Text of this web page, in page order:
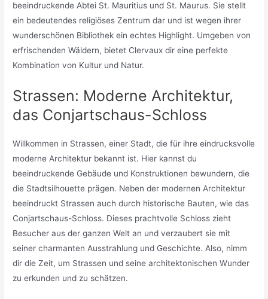
beeindruckende Abtei St. Mauritius und St. Maurus. Sie stellt
ein bedeutendes religiöses Zentrum dar und ist wegen ihrer
wunderschönen Bibliothek ein echtes Highlight. Umgeben von
erfrischenden Wäldern, bietet Clervaux dir eine perfekte
Kombination von Kultur und Natur.
Strassen: Moderne Architektur,
das Conjartschaus-Schloss
Willkommen in Strassen, einer Stadt, die für ihre eindrucksvolle
moderne Architektur bekannt ist. Hier kannst du
beeindruckende Gebäude und Konstruktionen bewundern, die
die Stadtsilhouette prägen. Neben der modernen Architektur
beeindruckt Strassen auch durch historische Bauten, wie das
Conjartschaus-Schloss. Dieses prachtvolle Schloss zieht
Besucher aus der ganzen Welt an und verzaubert sie mit
seiner charmanten Ausstrahlung und Geschichte. Also, nimm
dir die Zeit, um Strassen und seine architektonischen Wunder
zu erkunden und zu schätzen.